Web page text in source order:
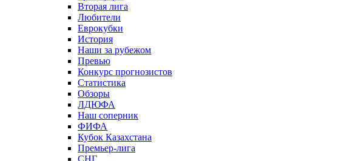
Вторая лига
Любители
Еврокубки
История
Наши за рубежом
Превью
Конкурс прогнозистов
Статистика
Обзоры
ЛДЮФА
Наш соперник
ФИФА
Кубок Казахстана
Премьер-лига
СНГ